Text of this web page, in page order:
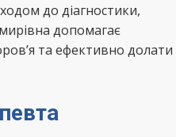
до діагностики,
допомагає
та ефективно долати